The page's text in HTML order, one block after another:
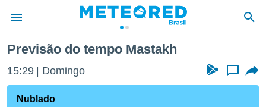
da
Previsão do tempo Mastakh
15:29 Domingo ...
Nublado